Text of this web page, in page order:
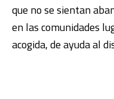
que no se sientan
en las comunidades
acogida, de ayuda al